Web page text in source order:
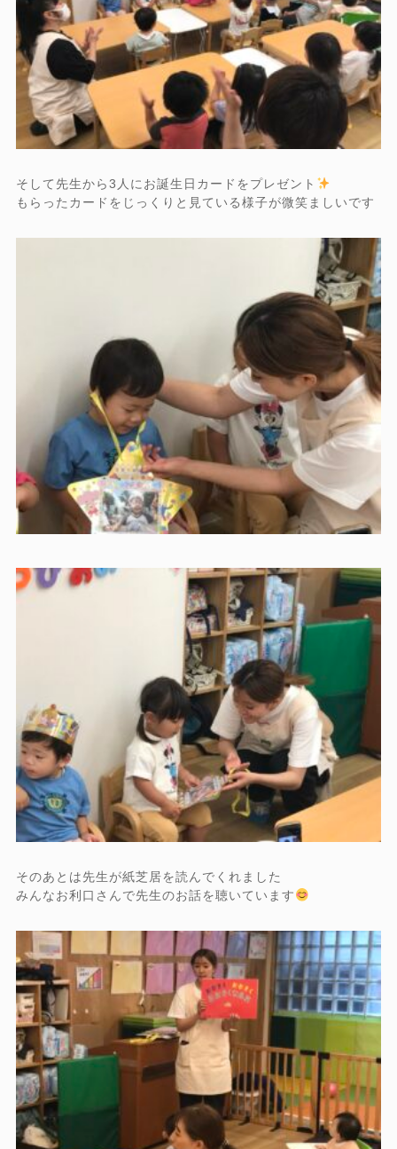
そして先生から3人にお誕生日カードをプレゼント
もらったカードをじっくりと見ている様子が微笑ましいです
そのあとは先生が紙芝居を読んでくれました
みんなお利口さんで先生のお話を聴いています